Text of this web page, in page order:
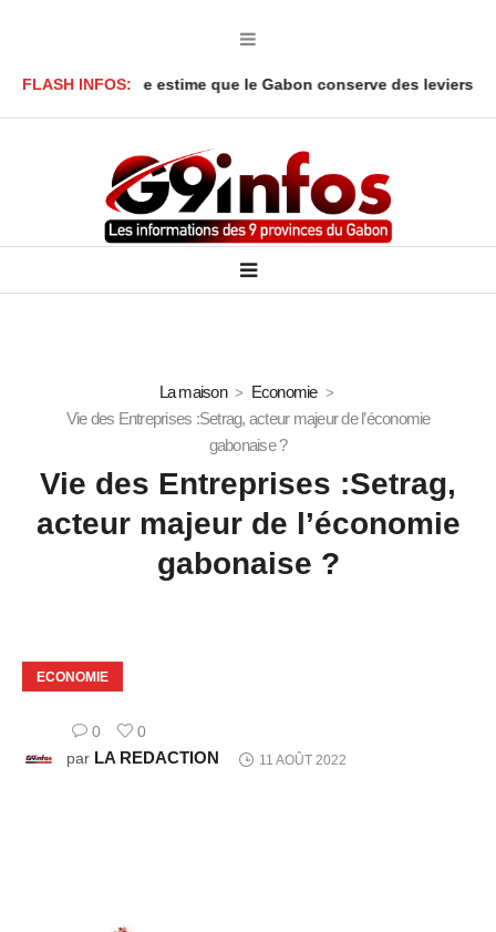
FLASH INFOS:
Y’Obegue estime que le Gabon conserve des leviers juridiques
La maison
Economie
Vie des Entreprises :Setrag, acteur majeur de l’économie
gabonaise ?
Vie des Entreprises :Setrag,
acteur majeur de l’économie
gabonaise ?
ECONOMIE
0
0
par LA REDACTION 11 AOÛT 2022